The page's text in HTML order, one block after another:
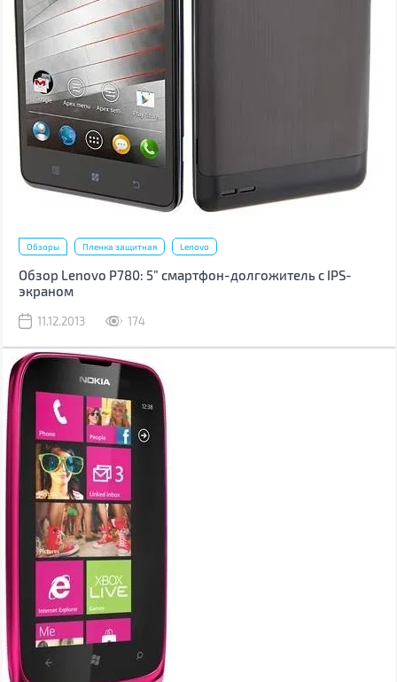
Обзоры Пленка защитная Lenovo
Обзор Lenovo P780: 5” смартфон-долгожитель с IPS-
экраном
11.12.2013 174